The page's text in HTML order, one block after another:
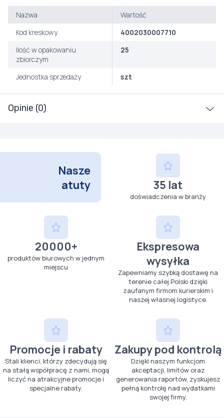
Opinie (0)
Nazwa
Wartość
Kod kreskowy
4002030007710
Ilość w opakowaniu
zbiorczym
25
Jednostka sprzedaży szt
Nasze
atuty
35 lat
doświadczenia w branży
20000+
produktów biurowych w jednym
miejscu
Ekspresowa
wysyłka
Zapewniamy szybką dostawę na
terenie całej Polski dzięki
zaufanym firmom kurierskim i
naszej własnej logistyce.
Promocje i rabaty
Stali klienci, którzy zdecydują się
na stałą współpracę z nami, mogą
liczyć na atrakcyjne promocje i
specjalne rabaty.
Zakupy pod kontrolą
Dzięki naszym funkcjom
akceptacji, limitów oraz
generowania raportów, zyskujesz
pełną kontrolę nad wydatkami
swojej firmy.